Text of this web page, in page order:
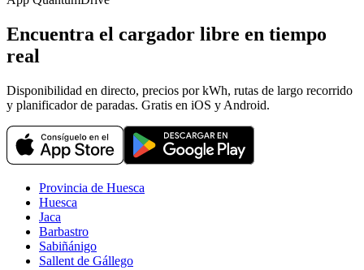
Encuentra el cargador libre en tiempo
real
Disponibilidad en directo, precios por kWh, rutas de largo recorrido
y planificador de paradas. Gratis en iOS y Android.
Provincia de Huesca
Huesca
Jaca
Barbastro
Sabiñánigo
Sallent de Gállego